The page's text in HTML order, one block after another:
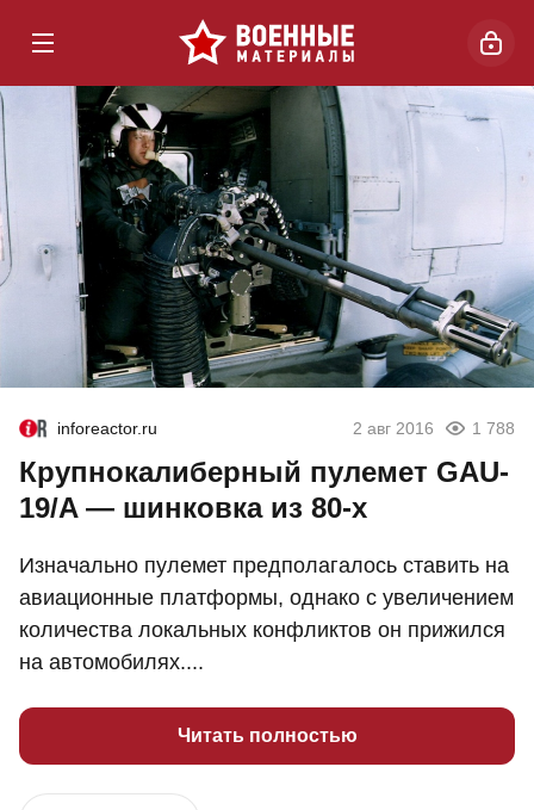
inforeactor.ru 2 авг 2016 1 788
Крупнокалиберный пулемет GAU-
19/A — шинковка из 80-х
Изначально пулемет предполагалось ставить на
авиационные платформы, однако с увеличением
количества локальных конфликтов он прижился
на автомобилях....
Читать полностью